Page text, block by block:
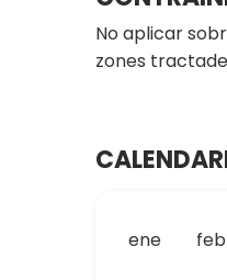
No aplicar
zones
ene feb